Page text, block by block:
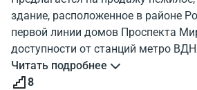
здание, расположенное в районе
первой линии домов Проспекта
доступности от станций метро
сад. Здание имеет 8 наземных и 2
Общая площадь - 14 717 м²,
Читать подробнее
8